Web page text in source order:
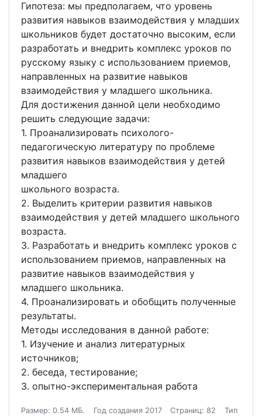
Гипотеза: мы предполагаем, что уровень
развития навыков взаимодействия у младших
школьников будет достаточно высоким, если
разработать и внедрить комплекс уроков по
русскому языку с использованием приемов,
направленных на развитие навыков
взаимодействия у младшего школьника.
Для достижения данной цели необходимо
решить следующие задачи:
1. Проанализировать психолого-
педагогическую литературу по проблеме
развития навыков взаимодействия у детей
младшего
школьного возраста.
2. Выделить критерии развития навыков
взаимодействия у детей младшего школьного
возраста.
3. Разработать и внедрить комплекс уроков с
использованием приемов, направленных на
развитие навыков взаимодействия у
младшего школьника.
4. Проанализировать и обобщить полученные
результаты.
Методы исследования в данной работе:
1. Изучение и анализ литературных
источников;
2. беседа, тестирование;
3. опытно-экспериментальная работа
Размер: 0.54 МБ. Год создания 2017 Страниц: 82
Тип